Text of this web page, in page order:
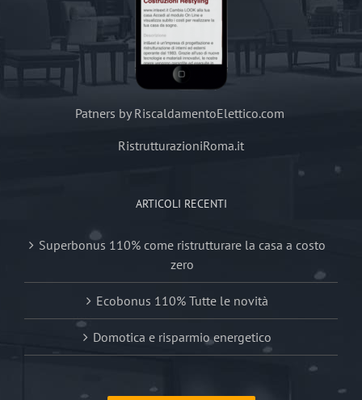
Patners by RiscaldamentoElettico.com
RistrutturazioniRoma.it
ARTICOLI RECENTI
Superbonus 110% come ristrutturare la casa a costo
zero
Ecobonus 110% Tutte le novità
Domotica e risparmio energetico